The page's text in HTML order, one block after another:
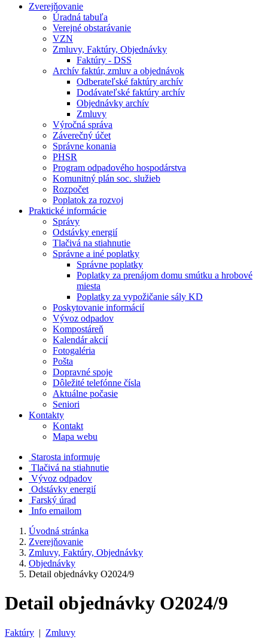
Zverejňovanie
Úradná tabuľa
Verejné obstarávanie
VZN
Zmluvy, Faktúry, Objednávky
Faktúry - DSS
Archív faktúr, zmluv a objednávok
Odberateľské faktúry archív
Dodávateľské faktúry archív
Objednávky archív
Zmluvy
Výročná správa
Záverečný účet
Správne konania
PHSR
Program odpadového hospodárstva
Komunitný plán soc. služieb
Rozpočet
Poplatok za rozvoj
Praktické informácie
Správy
Odstávky energií
Tlačivá na stiahnutie
Správne a iné poplatky
Správne poplatky
Poplatky za prenájom domu smútku a hrobové
miesta
Poplatky za vypožičanie sály KD
Poskytovanie informácií
Vývoz odpadov
Kompostáreň
Kalendár akcií
Fotogaléria
Pošta
Dopravné spoje
Dôležité telefónne čísla
Aktuálne počasie
Seniori
Kontakty
Kontakt
Mapa webu
Starosta informuje
Tlačivá na stiahnutie
Vývoz odpadov
Odstávky energií
Farský úrad
Info emailom
Úvodná stránka
Zverejňovanie
Zmluvy, Faktúry, Objednávky
Objednávky
Detail objednávky O2024/9
Detail objednávky O2024/9
Faktúry | Zmluvy